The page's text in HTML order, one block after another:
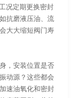
况定期更换密封
抗磨液压油、流
大大缩短阀门寿
，安装位置是否
动源？这些都会
速油氧化和密封